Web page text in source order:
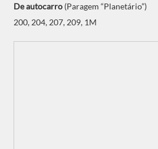
De autocarro (Paragem “Planetário”)
200, 204, 207, 209, 1M